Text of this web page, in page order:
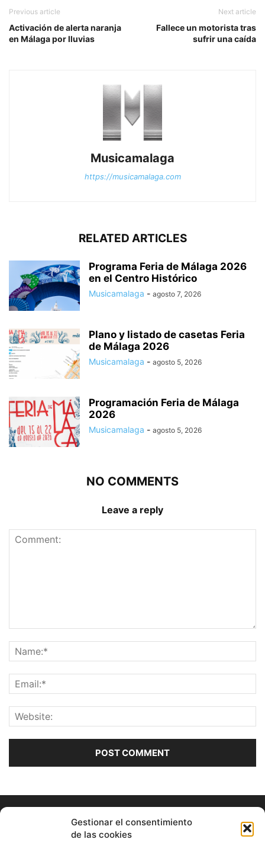
Gestionar el consentimiento
de las cookies
Previous article
Activación de alerta naranja
en Málaga por lluvias
Next article
Fallece un motorista tras
sufrir una caída
Musicamalaga
https://musicamalaga.com
RELATED ARTICLES
Programa Feria de Málaga 2026
en el Centro Histórico
Musicamalaga - agosto 7, 2026
Plano y listado de casetas Feria
de Málaga 2026
Musicamalaga - agosto 5, 2026
Programación Feria de Málaga
2026
Musicamalaga - agosto 5, 2026
NO COMMENTS
Leave a reply